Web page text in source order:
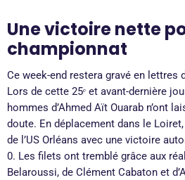
Une victoire nette
championnat
Ce week-end restera gravé en lettres
Lors de cette 25ᵉ et avant-dernière
hommes d’Ahmed Aït Ouarab n’ont
doute. En déplacement dans le
de l’US Orléans avec une victoire
0. Les filets ont tremblé grâce aux
Belaroussi, de Clément Cabaton et